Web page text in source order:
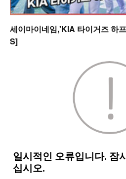
세이마이네임,'KIA 타이거즈 하
S]